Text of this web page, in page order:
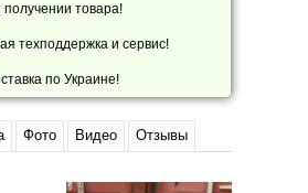
товара!
техподдержка и сервис!
по Украине!
Фото Видео Отзывы